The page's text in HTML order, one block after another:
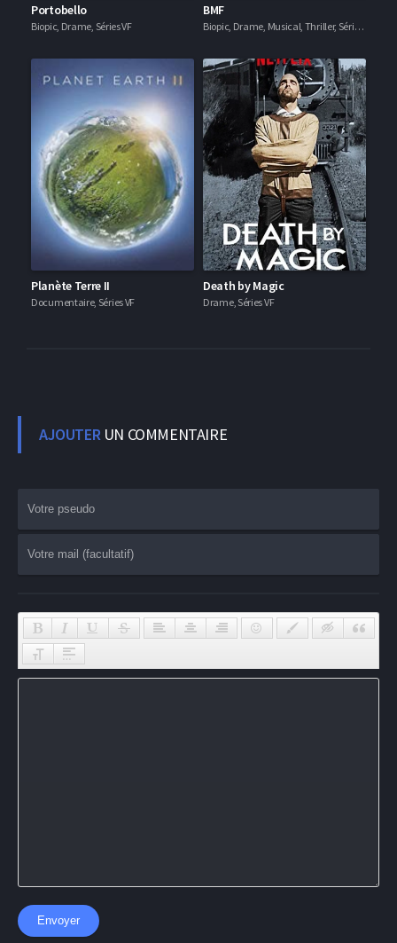
Portobello
Biopic, Drame, Séries VF
BMF
Biopic, Drame, Musical, Thriller, Séries VF
Planète Terre II
Documentaire, Séries VF
Death by Magic
Drame, Séries VF
AJOUTERUN COMMENTAIRE
Envoyer